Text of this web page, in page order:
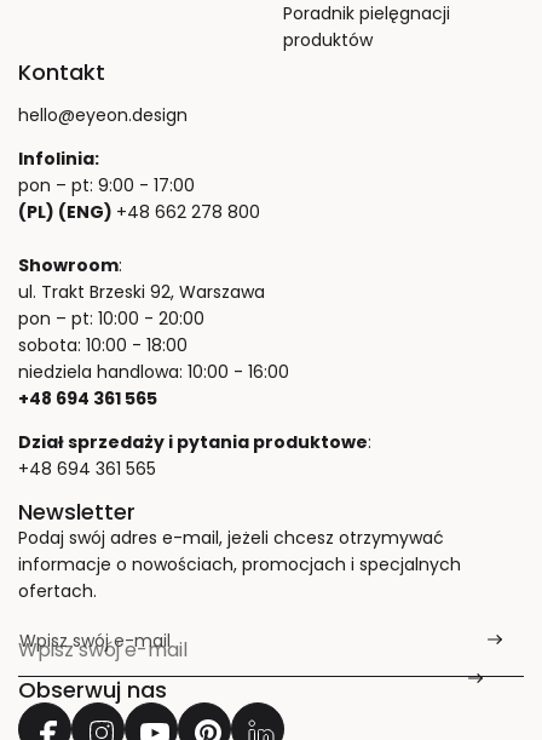
Poradnik pielęgnacji
produktów
Kontakt
hello@eyeon.design
Infolinia:
pon – pt: 9:00 - 17:00
(PL) (ENG) +48 662 278 800
Showroom:
ul. Trakt Brzeski 92, Warszawa
pon – pt: 10:00 - 20:00
sobota: 10:00 - 18:00
niedziela handlowa: 10:00 - 16:00
+48 694 361 565
Dział sprzedaży i pytania produktowe:
+48 694 361 565
Newsletter
Podaj swój adres e-mail, jeżeli chcesz otrzymywać
informacje o nowościach, promocjach i specjalnych
ofertach.
Wpisz swój e-mail
*
Obserwuj nas